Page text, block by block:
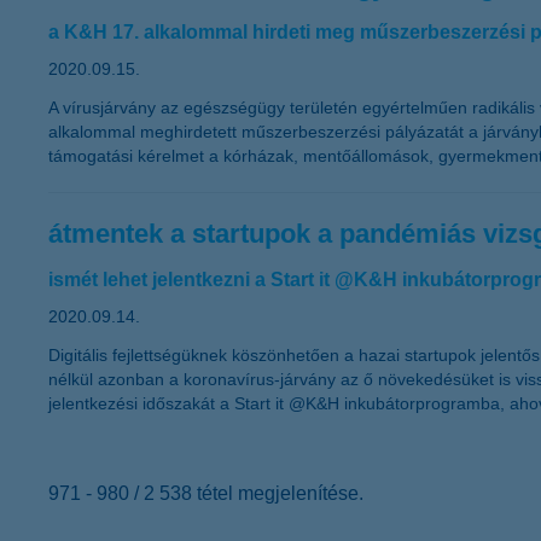
a K&H 17. alkalommal hirdeti meg műszerbeszerzési
2020.09.15.
A vírusjárvány az egészségügy területén egyértelműen
alkalommal meghirdetett műszerbeszerzési pályázatát a
támogatási kérelmet a kórházak, mentőállomások,
átmentek a startupok a pandémiás
ismét lehet jelentkezni a Start it @K&H
2020.09.14.
Digitális fejlettségüknek köszönhetően a hazai startupok
nélkül azonban a koronavírus-járvány az ő növekedésüket is
jelentkezési időszakát a Start it @K&H inkubátorprogramba,
971 - 980 / 2 538 tétel megjelenítése.